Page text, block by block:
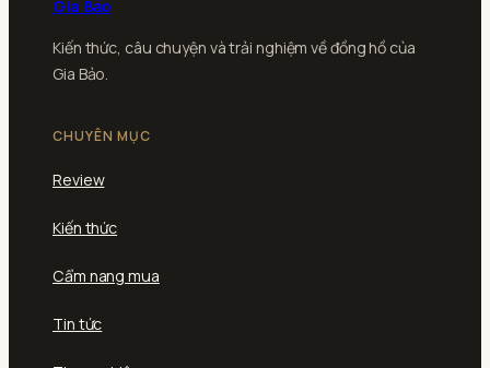
Gia Bảo
Kiến thức, câu chuyện và trải nghiệm về đồng hồ của
Gia Bảo.
CHUYÊN MỤC
Review
Kiến thức
Cẩm nang mua
Tin tức